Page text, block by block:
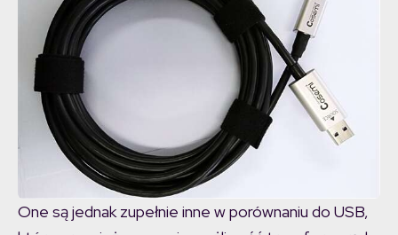
One są jednak zupełnie inne w porównaniu do USB,